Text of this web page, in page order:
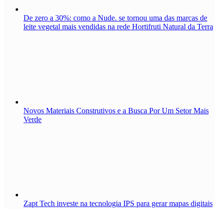
De zero a 30%: como a Nude. se tornou uma das marcas de
leite vegetal mais vendidas na rede Hortifruti Natural da Terra
Novos Materiais Construtivos e a Busca Por Um Setor Mais
Verde
Zapt Tech investe na tecnologia IPS para gerar mapas digitais